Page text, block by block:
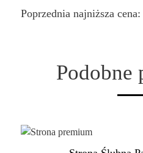
Poprzednia najniższa cena:
Podobne